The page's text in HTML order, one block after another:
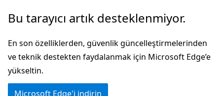
Ana
atla
Bu tarayıcı artık desteklenmiyor.
En son özelliklerden, güvenlik güncelleştirmelerinden
ve teknik destekten faydalanmak için Microsoft Edge’e
yükseltin.
Microsoft Edge'i indirin